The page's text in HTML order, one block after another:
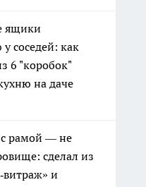
ящики
соседей: как
6 "коробок"
на даче
рамой — не
сделал из
и